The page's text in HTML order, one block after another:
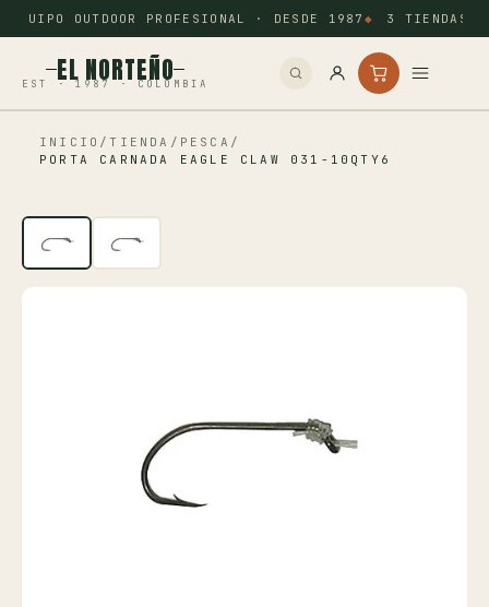
EQUIPO OUTDOOR PROFESIONAL · DESDE 1987 3 TIENDAS:
EL NORTEÑO
EST · 1987 · COLOMBIA
Inicio
Camping
Ver toda la tienda →
INICIO / TIENDA / PESCA /
PORTA CARNADA EAGLE CLAW 031-10QTY6